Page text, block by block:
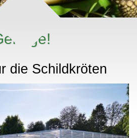
die Schildkröten